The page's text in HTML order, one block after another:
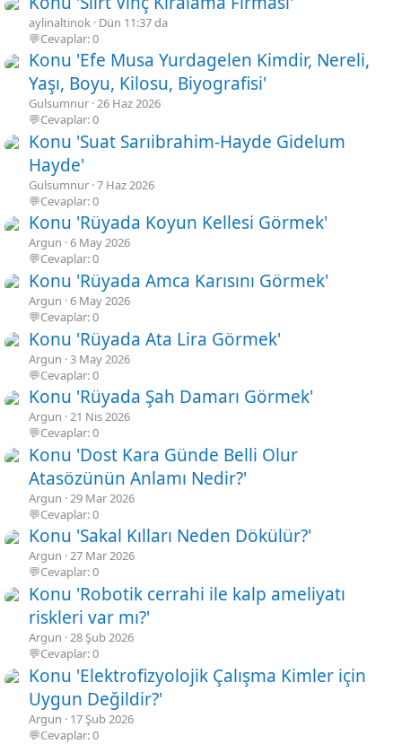
aylinaltinok Dün 11:37 da
💬Cevaplar: 0
Konu 'Efe Musa Yurdagelen Kimdir, Nereli,
Yaşı, Boyu, Kilosu, Biyografisi'
Gulsumnur 26 Haz 2026
💬Cevaplar: 0
Konu 'Suat Sarıibrahim-Hayde Gidelum
Hayde'
Gulsumnur 7 Haz 2026
💬Cevaplar: 0
Konu 'Rüyada Koyun Kellesi Görmek'
Argun 6 May 2026
💬Cevaplar: 0
Konu 'Rüyada Amca Karısını Görmek'
Argun 6 May 2026
💬Cevaplar: 0
Konu 'Rüyada Ata Lira Görmek'
Argun 3 May 2026
💬Cevaplar: 0
Konu 'Rüyada Şah Damarı Görmek'
Argun 21 Nis 2026
💬Cevaplar: 0
Konu 'Dost Kara Günde Belli Olur
Atasözünün Anlamı Nedir?'
Argun 29 Mar 2026
💬Cevaplar: 0
Konu 'Sakal Kılları Neden Dökülür?'
Argun 27 Mar 2026
💬Cevaplar: 0
Konu 'Robotik cerrahi ile kalp ameliyatı
riskleri var mı?'
Argun 28 Şub 2026
💬Cevaplar: 0
Konu 'Elektrofizyolojik Çalışma Kimler için
Uygun Değildir?'
Argun
17 Şub 2026
💬Cevaplar: 0